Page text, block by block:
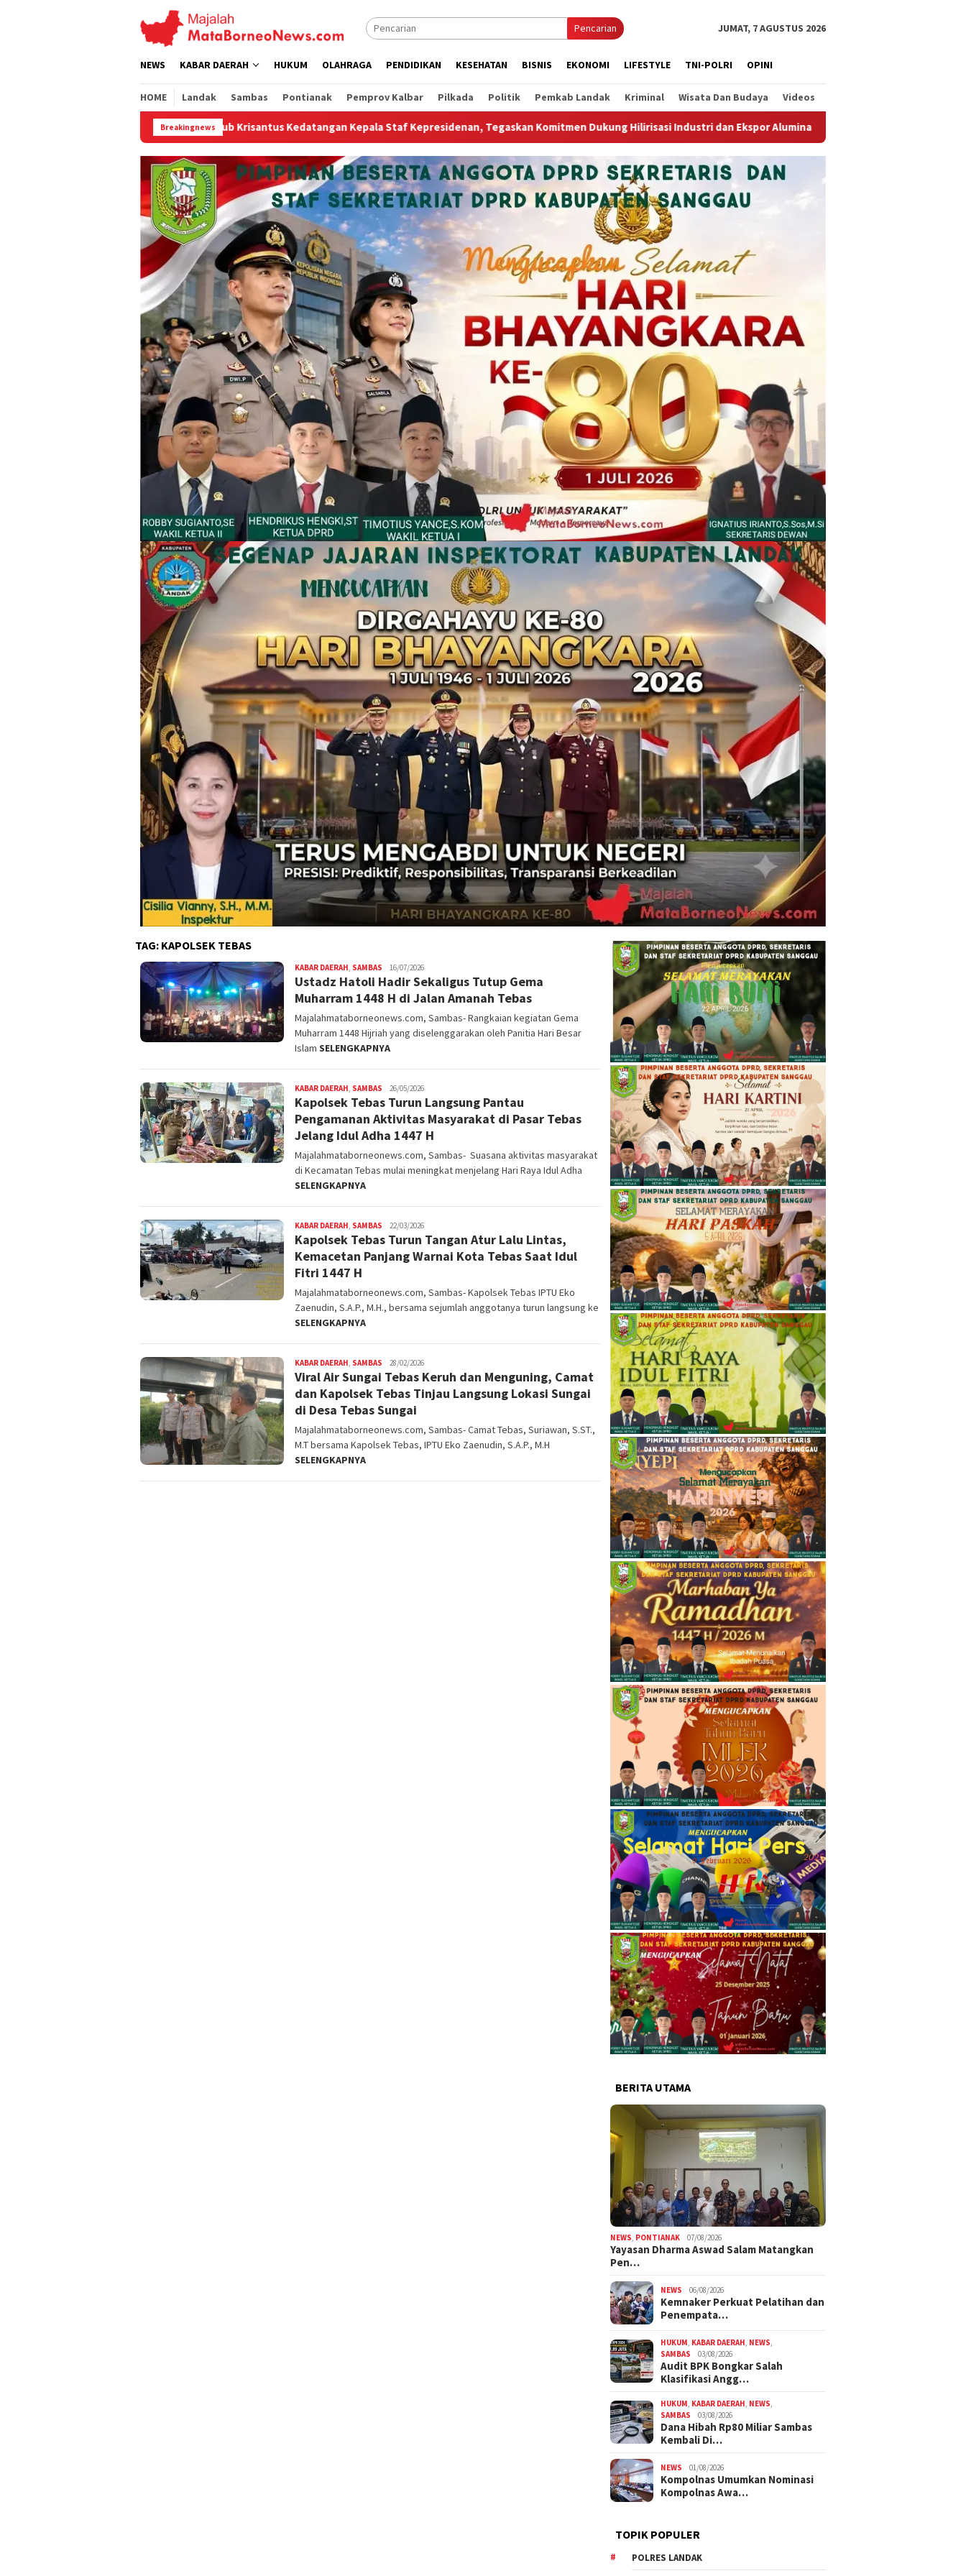
Pencarian JUMAT, 7 AGUSTUS 2026
NEWS KABAR DAERAH HUKUM OLAHRAGA PENDIDIKAN KESEHATAN BISNIS EKONOMI LIFESTYLE TNI-POLRI OPINI
HOME Landak Sambas Pontianak Pemprov Kalbar Pilkada Politik Pemkab Landak Kriminal Wisata Dan Budaya Videos
Breakingnews
Wagub Krisantus Kedatangan Kepala Staf Kepresidenan, Tegaskan Komitmen Dukung Hilirisasi Industri dan Ekspor Alumina Kodim 1210/Landak Dukung Pemkab Landak
TAG: KAPOLSEK TEBAS
KABAR DAERAH, SAMBAS Nopriyanto
16/07/2026
Ustadz Hatoli Hadir Sekaligus Tutup Gema
Muharram 1448 H di Jalan Amanah Tebas
Majalahmataborneonews.com, Sambas- Rangkaian kegiatan Gema
Muharram 1448 Hijriah yang diselenggarakan oleh Panitia Hari Besar
Islam SELENGKAPNYA
KABAR DAERAH, SAMBAS Nopriyanto
26/05/2026
Kapolsek Tebas Turun Langsung Pantau
Pengamanan Aktivitas Masyarakat di Pasar Tebas
Jelang Idul Adha 1447 H
Majalahmataborneonews.com, Sambas- Suasana aktivitas masyarakat
di Kecamatan Tebas mulai meningkat menjelang Hari Raya Idul Adha
SELENGKAPNYA
KABAR DAERAH, SAMBAS Nopriyanto
22/03/2026
Kapolsek Tebas Turun Tangan Atur Lalu Lintas,
Kemacetan Panjang Warnai Kota Tebas Saat Idul
Fitri 1447 H
Majalahmataborneonews.com, Sambas- Kapolsek Tebas IPTU Eko
Zaenudin, S.A.P., M.H., bersama sejumlah anggotanya turun langsung ke
SELENGKAPNYA
KABAR DAERAH, SAMBAS Nopriyanto
28/02/2026
Viral Air Sungai Tebas Keruh dan Menguning, Camat
dan Kapolsek Tebas Tinjau Langsung Lokasi Sungai
di Desa Tebas Sungai
Majalahmataborneonews.com, Sambas- Camat Tebas, Suriawan, S.ST.,
M.T bersama Kapolsek Tebas, IPTU Eko Zaenudin, S.A.P., M.H
SELENGKAPNYA
BERITA UTAMA
NEWS PONTIANAK 07/08/2026
Yayasan Dharma Aswad Salam Matangkan
Pen…
NEWS 06/08/2026
Kemnaker Perkuat Pelatihan dan
Penempata…
HUKUM KABAR DAERAH NEWS
SAMBAS
03/08/2026
Audit BPK Bongkar Salah
Klasifikasi Angg…
HUKUM KABAR DAERAH NEWS
SAMBAS
03/08/2026
Dana Hibah Rp80 Miliar Sambas
Kembali Di…
NEWS 01/08/2026
Kompolnas Umumkan Nominasi
Kompolnas Awa…
TOPIK POPULER
POLRES LANDAK